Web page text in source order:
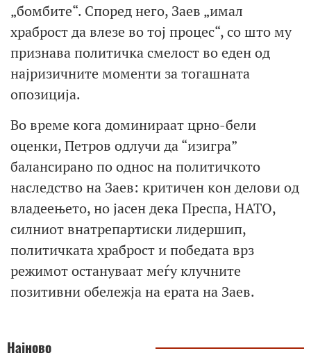
„бомбите“. Според него, Заев „имал
храброст да влезе во тој процес“, со што му
признава политичка смелост во еден од
најризичните моменти за тогашната
опозиција.
Во време кога доминираат црно-бели
оценки, Петров одлучи да “изигра”
балансирано по однос на политичкото
наследство на Заев: критичен кон делови од
владеењето, но јасен дека Преспа, НАТО,
силниот внатрепартиски лидершип,
политичката храброст и победата врз
режимот остануваат меѓу клучните
позитивни обележја на ерата на Заев.
Најново